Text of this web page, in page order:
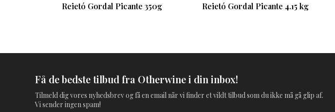
Reietó Gordal Picante 350g Reietó Gordal Picante 4.15 kg
Få de bedste tilbud fra Otherwine i din inbox!
Tilmeld dig vores nyhedsbrev og få en email når vi finder et vildt tilbud som du ikke må gå glip af.
Vi sender ingen spam!